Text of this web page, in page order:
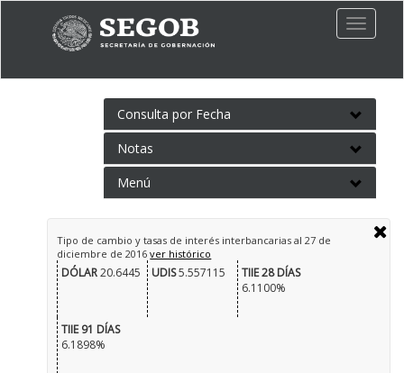
Toggle
Consulta por Fecha
Notas
Menú
Tipo de cambio y tasas de interés interbancarias al 27 de
diciembre de 2016ver histórico
DÓLAR20.6445 UDIS5.557115
TIIE 28 DÍAS
6.1100%
TIIE 91 DÍAS
6.1898%